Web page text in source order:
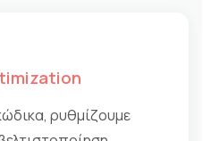
ρυθμίζουμε